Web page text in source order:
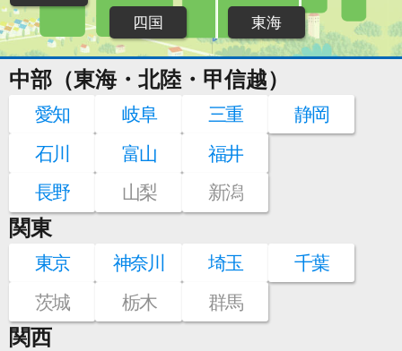
東海
四国
中部（東海・北陸・甲信越）
愛知 岐阜 三重
静岡
石川
富山
福井
長野
山梨 新潟
関東
東京 神奈川 埼玉
千葉
茨城
栃木 群馬
関西